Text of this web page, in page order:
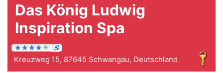
Das König Ludwig
Inspiration Spa
Kreuzweg 15, 87645 Schwangau, Deutschland